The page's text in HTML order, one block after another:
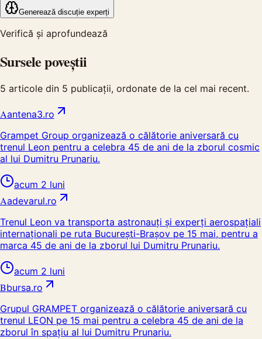
Generează discuție experți
Verifică și aprofundează
Sursele poveștii
5 articole din 5 publicații, ordonate de la cel mai recent.
Aantena3.ro
Grampet Group organizează o călătorie aniversară cu
trenul Leon pentru a celebra 45 de ani de la zborul cosmic
al lui Dumitru Prunariu.
acum 2 luni
Aadevarul.ro
Trenul Leon va transporta astronauți și experți aerospațiali
internaționali pe ruta București-Brașov pe 15 mai, pentru a
marca 45 de ani de la zborul lui Dumitru Prunariu.
acum 2 luni
Bbursa.ro
Grupul GRAMPET organizează o călătorie aniversară cu
trenul LEON pe 15 mai pentru a celebra 45 de ani de la
zborul în spațiu al lui Dumitru Prunariu.